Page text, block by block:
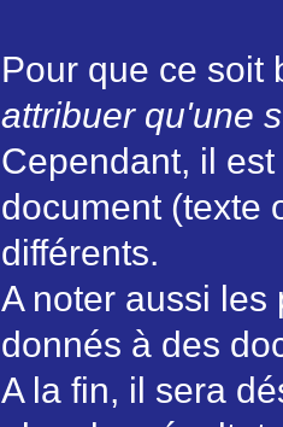
Pour que ce soit
attribuer qu'une
Cependant, il
document (texte
différents.
A noter aussi les
donnés à des
A la fin, il sera